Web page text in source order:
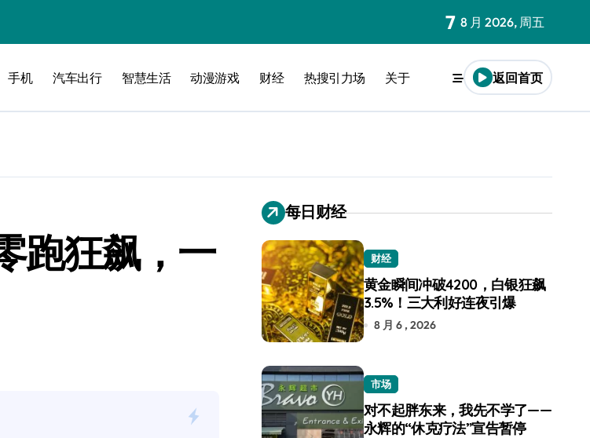
械音
这次真急了
500e
7 8 月 2026, 周五
手机 汽车出行 智慧生活 动漫游戏 财经 热搜引力场 关于 返回首页
跑狂飙，一
每日财经
财经
黄金瞬间冲破4200，白银狂飙
3.5%！三大利好连夜引爆
8 月 6 , 2026
市场
对不起胖东来，我先不学了——
永辉的“休克疗法”宣告暂停